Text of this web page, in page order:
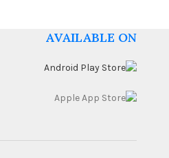
AVAILABLE ON